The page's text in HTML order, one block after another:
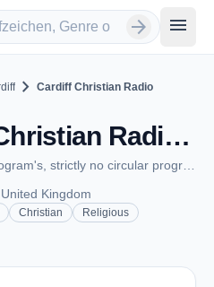
arrow_forward menu
chevron_right Cardiff Christian Radio
Cardiff Christian Radio - Cardiff
Kingdom
Christian Religious